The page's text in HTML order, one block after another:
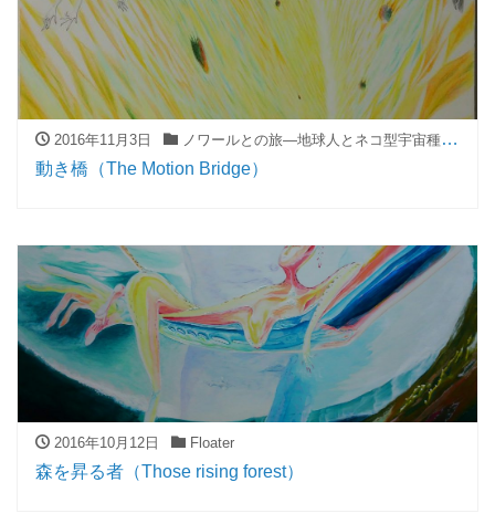
2016年11月3日 ノワールとの旅―地球人とネコ型宇宙種族の大冒険―（The journey with Noir―The great adventure of A earthling and A cat-type-cosmic-race―）
動き橋（The Motion Bridge）
2016年10月12日 Floater
森を昇る者（Those rising forest）